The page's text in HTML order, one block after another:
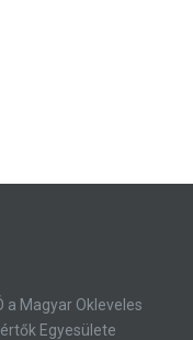
a Magyar Okleveles
Egyesülete